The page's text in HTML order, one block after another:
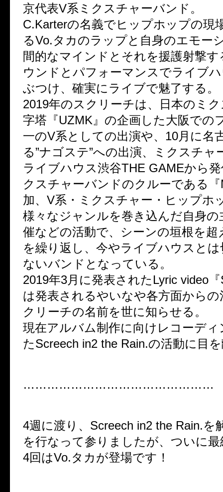
京代表V系ミクスチャーバンド。
C.Karterの名義でヒップホップの現
るVo.タカのラップと自身のエモー
間的なマインドとそれを援護射撃
ウンドとパフォーマンスでライブ
ぶつけ、確実にライブで魅了する。
2019年のスクリーチは、日本のミ
字塔『UZMK』の企画した大阪での
一のV系としての出演や、10月に名
る”ナゴステ”への出演、ミクスチャ
ライブハウス渋谷THE GAMEから
クスチャーバンドのクルーである
加、V系・ミクスチャー・ヒップホ
様々なジャンルを巻き込んだ自身の
催などの活動で、シーンの垣根を超
を繰り返し、今やライブハウスと
ないバンドとなっている。
2019年3月に発表されたLyric video
は発表されるやいなや各方面から
クリーチの名前を世に知らせる。
現在アルバム制作に向けレコーデ
たScreech in2 the Rain.の活動に目
…………………………………………
4週に渡り、Screech in2 the Rain.を
を行なって参りましたが、ついに
4回はVo.タカが登場です！